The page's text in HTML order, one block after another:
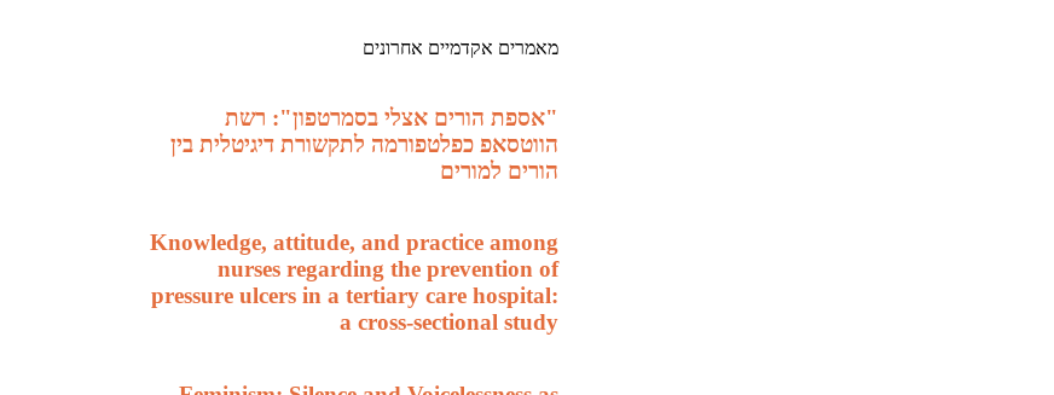
מאמרים אקדמיים אחרונים
"אספת הורים אצלי בסמרטפון": רשת
הווטסאפ כפלטפורמה לתקשורת דיגיטלית בין
הורים למורים
Knowledge, attitude, and practice among
nurses regarding the prevention of
pressure ulcers in a tertiary care hospital:
a cross-sectional study